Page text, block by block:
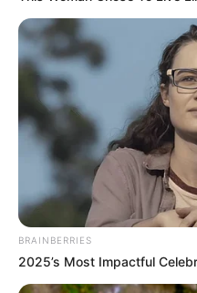
Why this ordinary drink
your best every day